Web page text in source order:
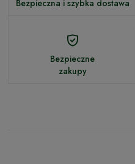
Bezpieczna i szybka dostawa
Bezpieczne
zakupy